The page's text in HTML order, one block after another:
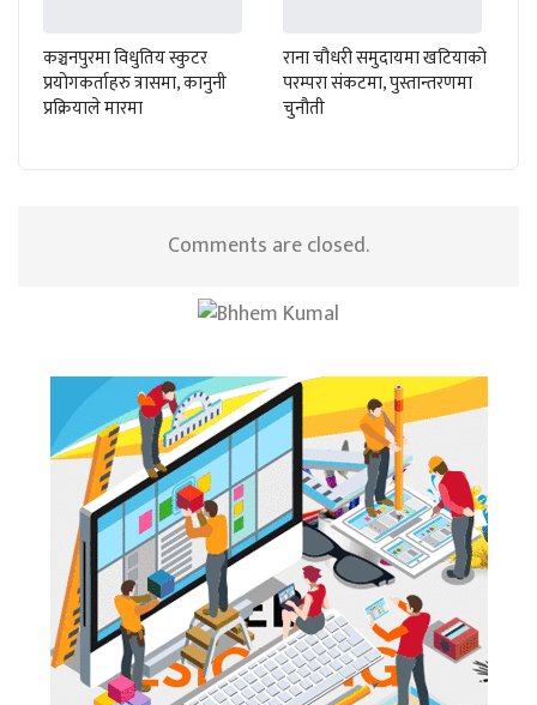
कञ्चनपुरमा विधुतिय स्कुटर
प्रयोगकर्ताहरु त्रासमा, कानुनी
प्रक्रियाले मारमा
राना चौधरी समुदायमा खटियाको
परम्परा संकटमा, पुस्तान्तरणमा
चुनौती
Comments are closed.